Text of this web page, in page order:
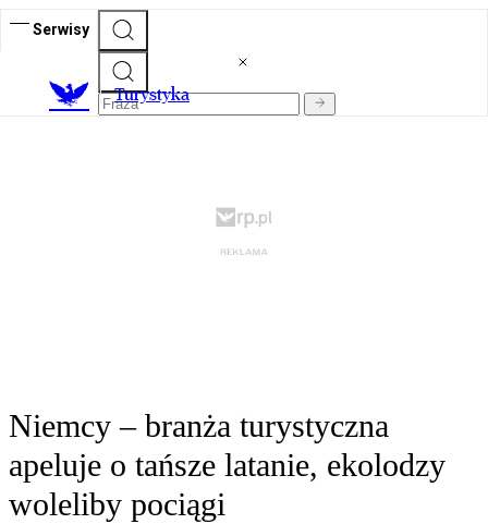
Serwisy
Turystyka
Niemcy – branża turystyczna
apeluje o tańsze latanie, ekolodzy
woleliby pociągi